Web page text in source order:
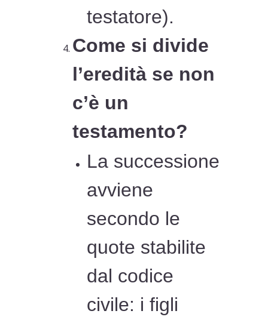
testatore).
Come si divide
l’eredità se non
c’è un
testamento?
La successione
avviene
secondo le
quote stabilite
dal codice
civile: i figli